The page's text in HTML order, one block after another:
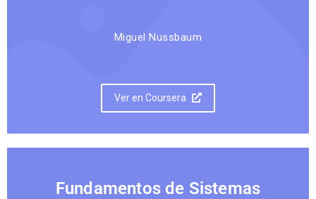
Miguel Nussbaum
Ver en Coursera
Fundamentos de Sistemas